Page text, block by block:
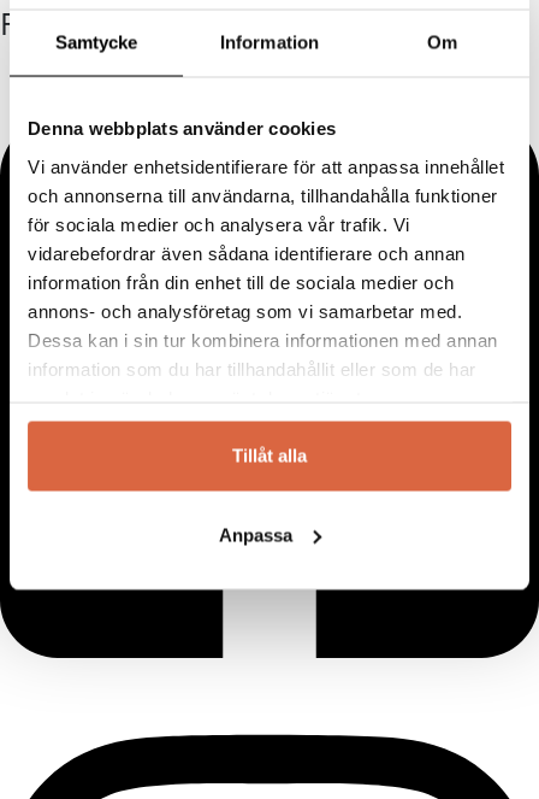
Samtycke Information Om
Denna webbplats använder cookies
Vi använder enhetsidentifierare för att anpassa innehållet
och annonserna till användarna, tillhandahålla funktioner
för sociala medier och analysera vår trafik. Vi
vidarebefordrar även sådana identifierare och annan
information från din enhet till de sociala medier och
annons- och analysföretag som vi samarbetar med.
Dessa kan i sin tur kombinera informationen med annan
information som du har tillhandahållit eller som de har
Tillåt alla
Anpassa
FÖLJ OSS